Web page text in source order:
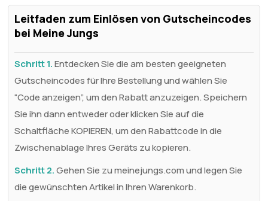
Leitfaden zum Einlösen von Gutscheincodes
bei Meine Jungs
Schritt 1.Entdecken Sie die am besten geeigneten
Gutscheincodes für Ihre Bestellung und wählen Sie
“Code anzeigen”, um den Rabatt anzuzeigen. Speichern
Sie ihn dann entweder oder klicken Sie auf die
Schaltfläche KOPIEREN, um den Rabattcode in die
Zwischenablage Ihres Geräts zu kopieren.
Schritt 2.Gehen Sie zu meinejungs.com und legen Sie
die gewünschten Artikel in Ihren Warenkorb.